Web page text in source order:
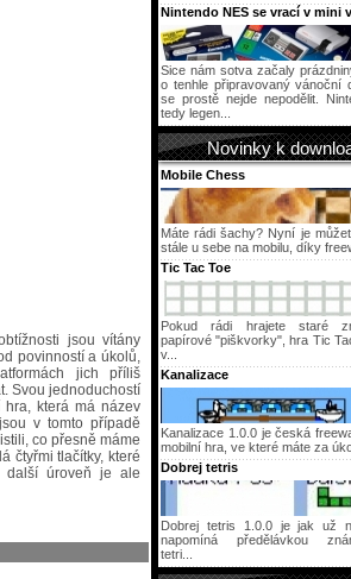
jsou vítány
povinností a úkolů,
jich příliš
Svou jednoduchostí
která má název
v tomto případě
co přesně máme
čtyřmi tlačítky, které
další úroveň je ale
Nintendo NES se vrací v mini
Sice nám sotva začaly
o tenhle připravovaný vánoční
se prostě nejde nepodělit.
tedy legen...
Novinky k
Mobile Chess
Máte rádi šachy? Nyní je
stále u sebe na mobilu, díky
Tic Tac Toe
Pokud rádi hrajete staré
papírové "piškvorky", hra Tic
v...
Kanalizace
Kanalizace 1.0.0 je česká
mobilní hra, ve které máte za
Dobrej tetris
Dobrej tetris 1.0.0 je jak už
napomíná předělávkou
tetri...